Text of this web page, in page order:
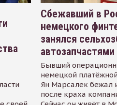
Сбежавший в
немецкого
занялся
автозапчастями
Бывший
немецкой
Ян Марсалек бежал
после краха